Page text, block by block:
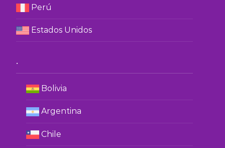
Perú
Estados Unidos
.
Bolivia
Argentina
Chile